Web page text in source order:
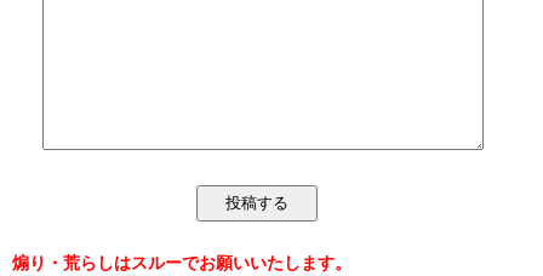
煽り・荒らしはスルーでお願いいたします。